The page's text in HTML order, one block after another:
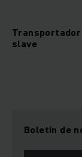
slave
Boletín de